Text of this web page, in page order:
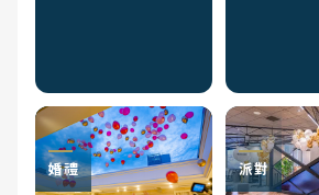
婚禮 派對